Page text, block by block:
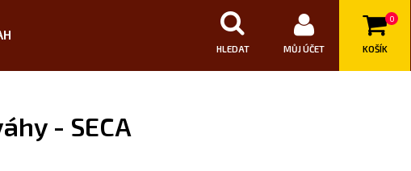
HLEDAT MŮJ ÚČET
0
KOŠÍK
- SECA